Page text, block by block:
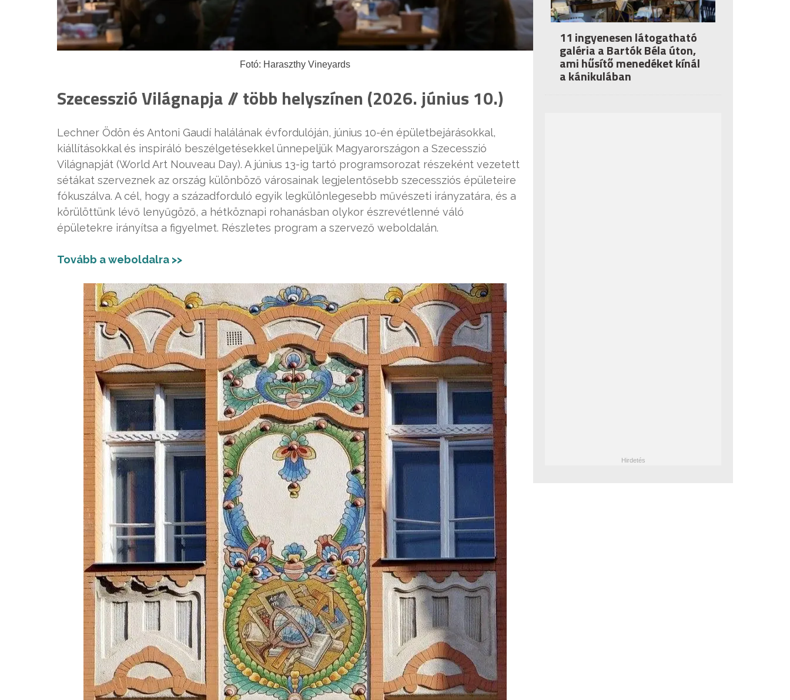
Fotó: Haraszthy Vineyards
Szecesszió Világnapja // több helyszínen (2026. június 10.)
Lechner Ödön és Antoni Gaudí halálának évfordulóján, június 10-én épületbejárásokkal,
kiállításokkal és inspiráló beszélgetésekkel ünnepeljük Magyarországon a Szecesszió
Világnapját (World Art Nouveau Day). A június 13-ig tartó programsorozat részeként vezetett
sétákat szerveznek az ország különböző városainak legjelentősebb szecessziós épületeire
fókuszálva. A cél, hogy a századforduló egyik legkülönlegesebb művészeti irányzatára, és a
körülöttünk lévő lenyűgöző, a hétköznapi rohanásban olykor észrevétlenné váló
épületekre irányítsa a figyelmet. Részletes program a szervező weboldalán.
Tovább a weboldalra >>
11 ingyenesen látogatható
galéria a Bartók Béla úton,
ami hűsítő menedéket kínál
a kánikulában